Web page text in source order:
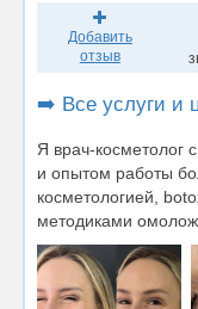
Добавить
отзыв
➡️ Все услуги и
Я врач-косметолог
и опытом работы
косметологией,
методиками